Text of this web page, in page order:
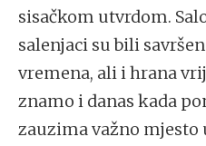
sisačkom utvrdom.
salenjaci su bili
vremena, ali i hrana
znamo i danas kada
zauzima važno mjesto